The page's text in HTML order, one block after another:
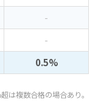
-
-
0.5%
は複数合格の場合あり。